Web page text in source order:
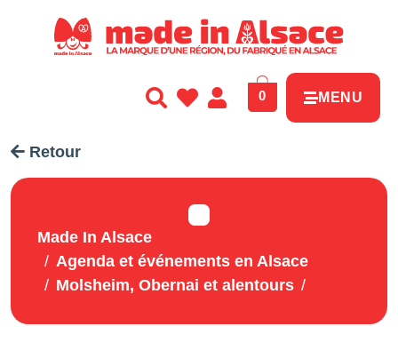
0 MENU
Retour
Made In Alsace
Agenda et événements en Alsace
Molsheim, Obernai et alentours